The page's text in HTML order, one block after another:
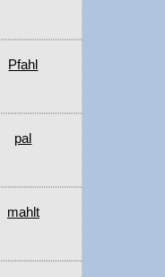
Pfahl
pal
mahlt